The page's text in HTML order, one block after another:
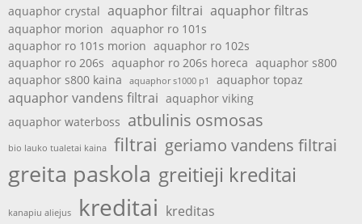
aquaphor crystal aquaphor filtrai aquaphor filtras
aquaphor morion aquaphor ro 101s
aquaphor ro 101s morion aquaphor ro 102s
aquaphor ro 206s aquaphor ro 206s horeca aquaphor s800
aquaphor s800 kaina
aquaphor s1000 p1 aquaphor topaz
aquaphor vandens filtrai aquaphor viking
aquaphor waterboss atbulinis osmosas
bio lauko tualetai kaina filtrai geriamo vandens filtrai
greita paskola greitieji kreditai
kanapiu aliejus kreditai kreditas